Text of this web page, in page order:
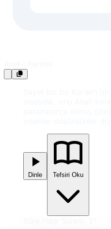
Dinle